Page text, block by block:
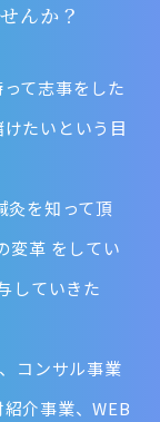
んか？
て志事をした
たいという目
灸を知って頂
変革 をしてい
していきた
コンサル事業
介事業、WEB